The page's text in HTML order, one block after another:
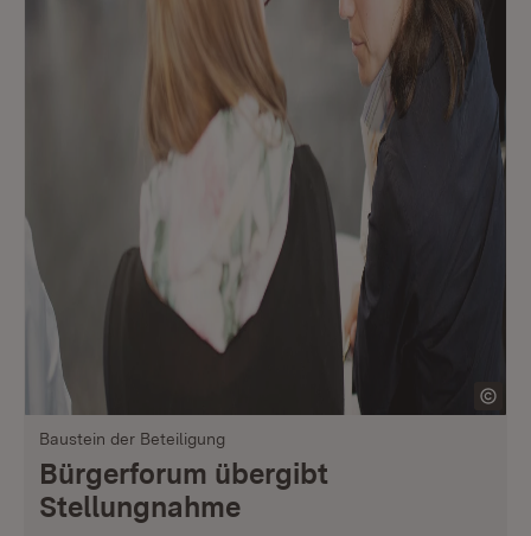
Baustein der Beteiligung
Bürgerforum übergibt
Stellungnahme